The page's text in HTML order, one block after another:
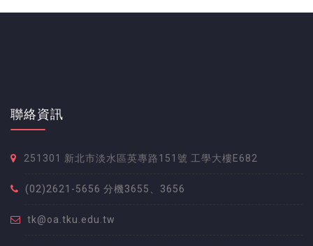
聯絡資訊
251301 新北市淡水區英專路151號 工學大樓E682
(02)2621-5656 分機3655、3656
tk@oa.tku.edu.tw